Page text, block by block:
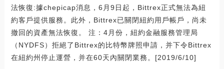
法恢復:據chepicap消息，6月9日起，Bittrex正式無法為紐
約客戶提供服務。此外，Bittrex已關閉紐約用戶帳戶，尚未
撤回的資產無法恢復。 注：4月份，紐約金融服務管理局
（NYDFS）拒絕了Bittrex的比特幣牌照申請，并下令Bittrex
在紐約州停止運營，并在60天內關閉業務。[2019/6/10]